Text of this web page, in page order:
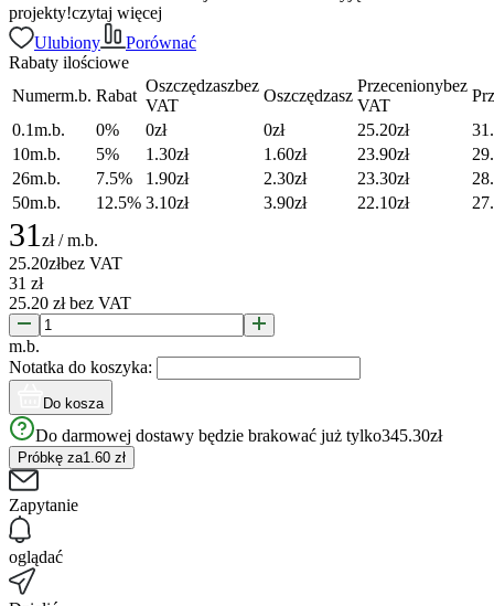
projekty!czytaj więcej
Ulubiony
Porównać
Rabaty ilościowe
Numerm.b. Rabat
Oszczędzaszbez
VAT
Oszczędzasz
Przecenionybez
VAT
0.1m.b. 0% 0zł 0zł 25.20zł
10m.b. 5% 1.30zł 1.60zł 23.90zł
26m.b. 7.5% 1.90zł 2.30zł 23.30zł
50m.b. 12.5% 3.10zł 3.90zł 22.10zł
31 zł/m.b.
25.20złbez VAT
31 zł
25.20 zł bez VAT
m.b.
Notatka do koszyka:
Do kosza
Do darmowej dostawy będzie brakować już tylko345.30zł
Próbkę za1.60 zł
Zapytanie
oglądać